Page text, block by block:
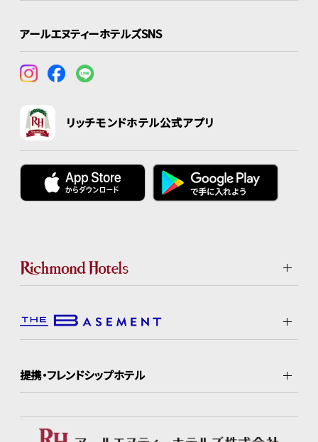
アールエヌティーホテルズSNS
リッチモンドホテル公式アプリ
提携・フレンドシップホテル